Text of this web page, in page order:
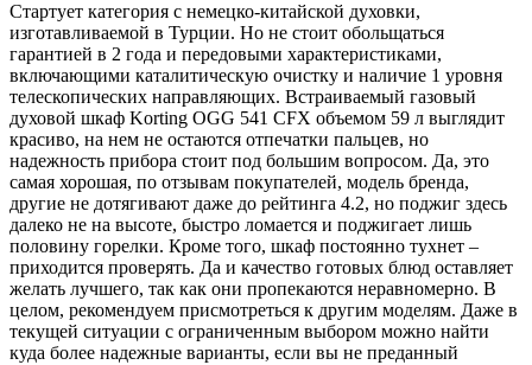
Стартует категория с немецко-китайской духовки,
изготавливаемой в Турции. Но не стоит обольщаться
гарантией в 2 года и передовыми характеристиками,
включающими каталитическую очистку и наличие 1 уровня
телескопических направляющих. Встраиваемый газовый
духовой шкаф Korting OGG 541 CFX объемом 59 л выглядит
красиво, на нем не остаются отпечатки пальцев, но
надежность прибора стоит под большим вопросом. Да, это
самая хорошая, по отзывам покупателей, модель бренда,
другие не дотягивают даже до рейтинга 4.2, но поджиг здесь
далеко не на высоте, быстро ломается и поджигает лишь
половину горелки. Кроме того, шкаф постоянно тухнет –
приходится проверять. Да и качество готовых блюд оставляет
желать лучшего, так как они пропекаются неравномерно. В
целом, рекомендуем присмотреться к другим моделям. Даже в
текущей ситуации с ограниченным выбором можно найти
куда более надежные варианты, если вы не преданный